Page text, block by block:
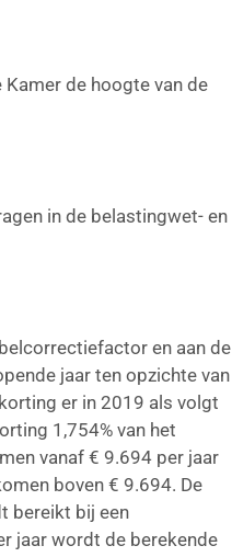
de hoogte van de
in de belastingwet- en
en aan de
jaar ten opzichte van
er in 2019 als volgt
1,754% van het
vanaf € 9.694 per jaar
boven € 9.694. De
bereikt bij een
jaar wordt de berekende